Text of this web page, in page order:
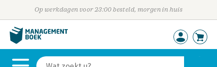
Op werkdagen voor 23:00 besteld, morgen in huis